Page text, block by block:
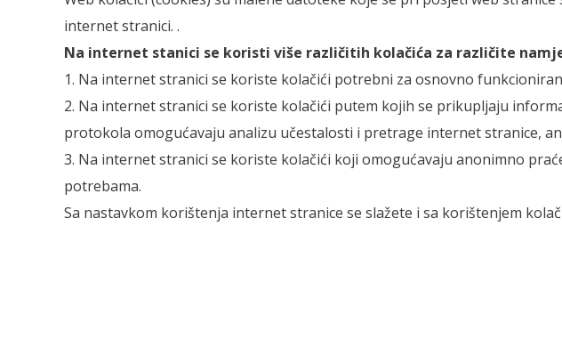
internet stranici. .
Na internet stanici se koristi više različitih kolačića za različite
1. Na internet stranici se koriste kolačići potrebni za osnovno
2. Na internet stranici se koriste kolačići putem kojih se prikupljaju
protokola omogućavaju analizu učestalosti i pretrage internet stranice,
3. Na internet stranici se koriste kolačići koji omogućavaju anonimno
potrebama.
Sa nastavkom korištenja internet stranice se slažete i sa korištenjem